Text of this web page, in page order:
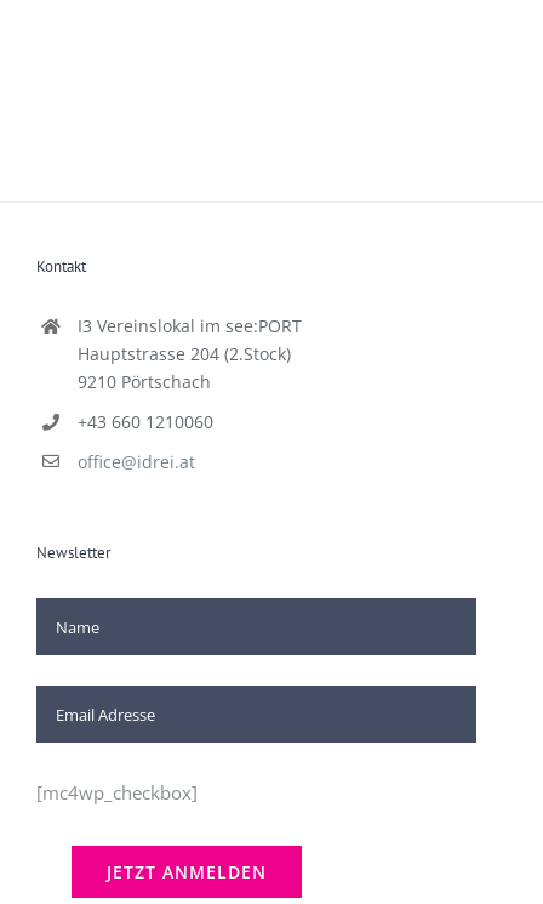
Kontakt
I3 Vereinslokal im see:PORT
Hauptstrasse 204 (2.Stock)
9210 Pörtschach
+43 660 1210060
office@idrei.at
Newsletter
[mc4wp_checkbox]